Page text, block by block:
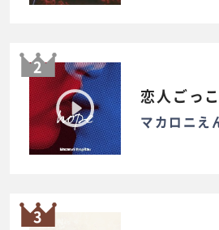
2
恋人ごっこ
マカロニえ
3